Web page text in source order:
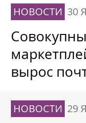
НОВОСТИ 30
вырос
НОВОСТИ 29